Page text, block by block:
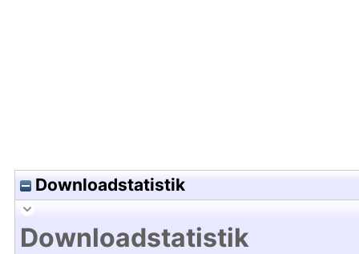
Downloadstatistik
Downloadstatistik